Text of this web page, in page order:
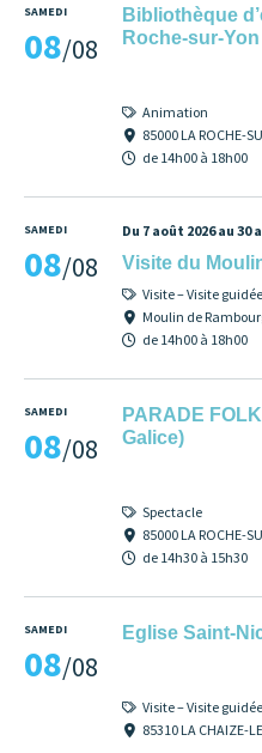
SAMEDI
08/08
Bibliothèque
Roche-sur-Yon
Animation
85000 LA ROCHE-
de 14h00 à 18h00
SAMEDI
08/08
Du 7 août 2026 au 30
Visite du
Visite – Visite guidée
Moulin de
de 14h00 à 18h00
SAMEDI
08/08
PARADE
Galice)
Spectacle
85000 LA ROCHE-
de 14h30 à 15h30
SAMEDI
08/08
Eglise Saint-
Visite – Visite guidée
85310 LA CHAIZE-